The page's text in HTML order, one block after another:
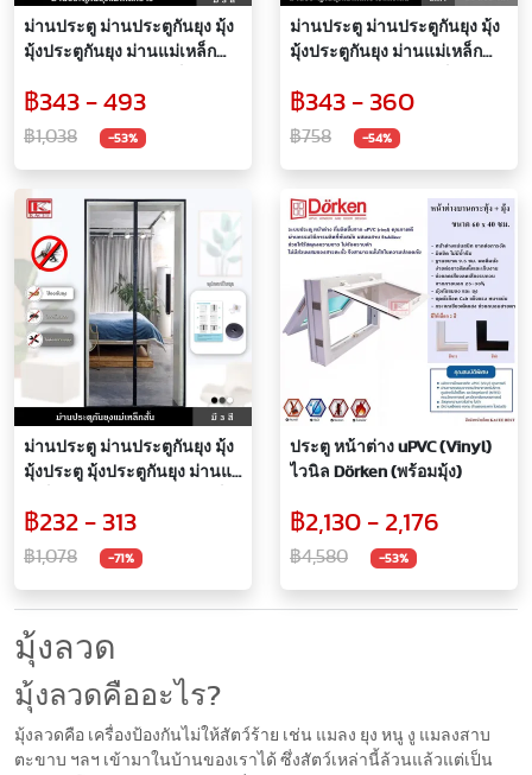
ม่านประตู ม่านประตูกันยุง มุ้ง
มุ้งประตูกันยุง ม่านแม่เหล็ก
ไฟเบอร์กลาส ไม่ขาดง่าย ปิด
อัตโนมัติ มี 3 สี
฿343 - 493
฿1,038 -53%
ม่านประตู ม่านประตูกันยุง มุ้ง
มุ้งประตูกันยุง ม่านแม่เหล็ก
แต่งเส้น ไฟเบอร์กลาส ไม่ขาด
ง่าย ปิดอัตโนมัติ
฿343 - 360
฿758 -54%
ม่านประตู ม่านประตูกันยุง มุ้ง
มุ้งประตู มุ้งประตูกันยุง ม่านแม่
สั้น ไฟเบอร์กลาส ไม่ขาดง่าย
ปิดอัตโนมัติ มี 3 สี
฿232 - 313
฿1,078 -71%
ประตู หน้าต่าง uPVC (Vinyl)
ไวนิล Dörken (พร้อมมุ้ง)
฿2,130 - 2,176
฿4,580 -53%
มุ้งลวด
มุ้งลวดคืออะไร?
มุ้งลวดคือ เครื่องป้องกันไม่ให้สัตว์ร้าย เช่น แมลง ยุง หนู งู แมลงสาบ
ตะขาบ ฯลฯ เข้ามาในบ้านของเราได้ ซึ่งสัตว์เหล่านี้ล้วนแล้วแต่เป็น